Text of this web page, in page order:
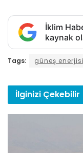
İklim
kaynak
Tags: güneş enerjisi
İlginizi Çekebilir